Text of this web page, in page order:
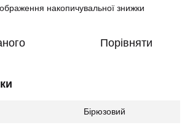
накопичувальної знижки
Порівняти
Бірюзовий